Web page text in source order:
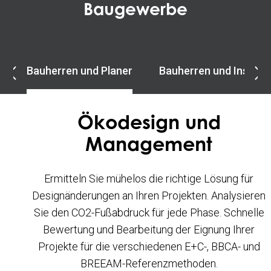
Baugewerbe
Bauherren und Planer Bauherren und
Ökodesign und
Management
Ermitteln Sie mühelos die richtige Lösung für
Designänderungen an Ihren Projekten. Analysieren
Sie den CO2-Fußabdruck für jede Phase. Schnelle
Bewertung und Bearbeitung der Eignung Ihrer
Projekte für die verschiedenen E+C-, BBCA- und
BREEAM-Referenzmethoden.